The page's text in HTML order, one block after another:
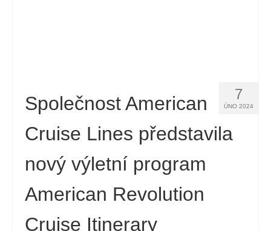
7
ÚNO 2024
Společnost American
Cruise Lines představila
nový výletní program
American Revolution
Cruise Itinerary